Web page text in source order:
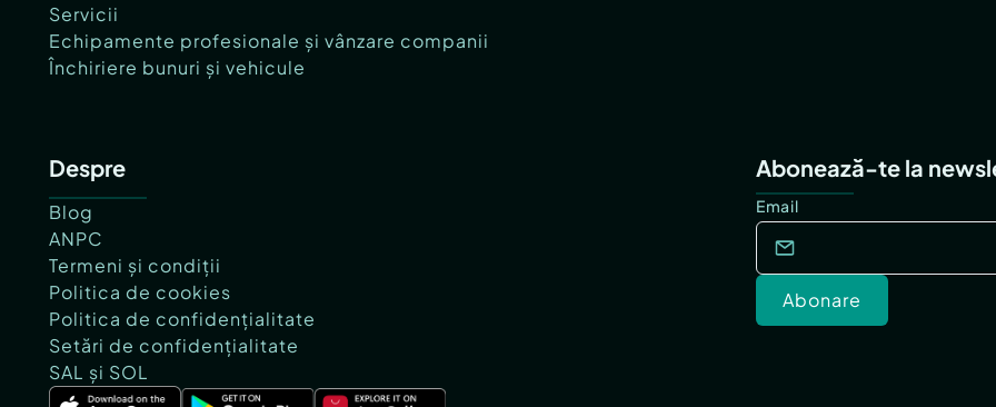
Servicii
Echipamente profesionale și vânzare companii
Închiriere bunuri și vehicule
Despre
Blog
ANPC
Termeni și condiții
Politica de cookies
Politica de confidențialitate
Setări de confidențialitate
SAL și SOL
Abonează-te la
Email
Abonare